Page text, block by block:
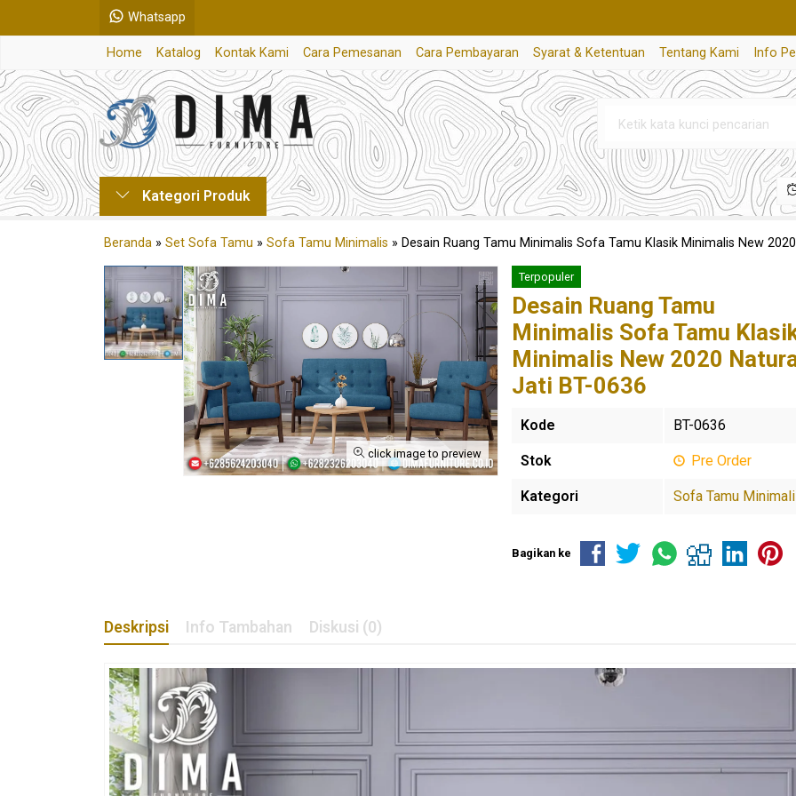
Whatsapp
Home Katalog Kontak Kami Cara Pemesanan Cara Pembayaran Syarat & Ketentuan Tentang Kami Info
Kategori Produk
Beranda » Set Sofa Tamu » Sofa Tamu Minimalis » Desain Ruang Tamu Minimalis Sofa Tamu Klasik Minimalis New
click image to preview
Terpopuler
Desain Ruang Tamu
Minimalis Sofa Tamu
Minimalis New 2020
Jati BT-0636
Kode BT-0636
Stok Pre Order
Kategori Sofa Tamu
Bagikan ke
Deskripsi Info Tambahan Diskusi (0)